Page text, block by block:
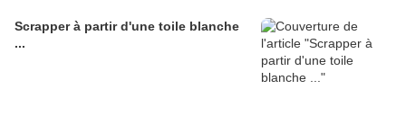
Scrapper à partir d'une toile blanche
...